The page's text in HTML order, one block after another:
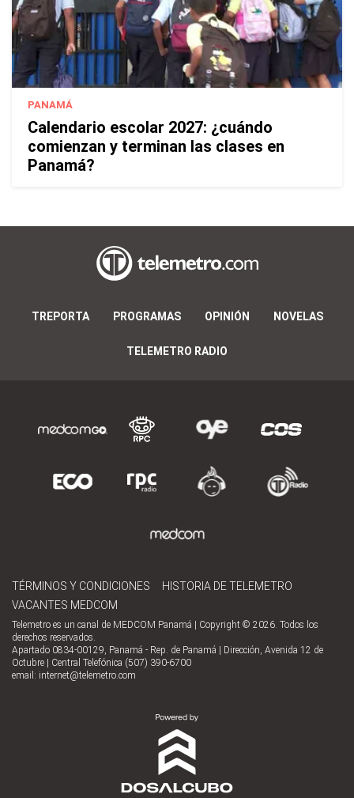
PANAMÁ
Calendario escolar 2027: ¿cuándo
comienzan y terminan las clases en
Panamá?
TREPORTA PROGRAMAS OPINIÓN NOVELAS
TELEMETRO RADIO
TÉRMINOS Y CONDICIONES
HISTORIA DE TELEMETRO
VACANTES MEDCOM
Telemetro es un canal de MEDCOM Panamá | Copyright © 2026. Todos los
derechos reservados.
Apartado 0834-00129, Panamá - Rep. de Panamá | Dirección, Avenida 12 de
Octubre | Central Telefónica (507) 390-6700
email: internet@telemetro.com